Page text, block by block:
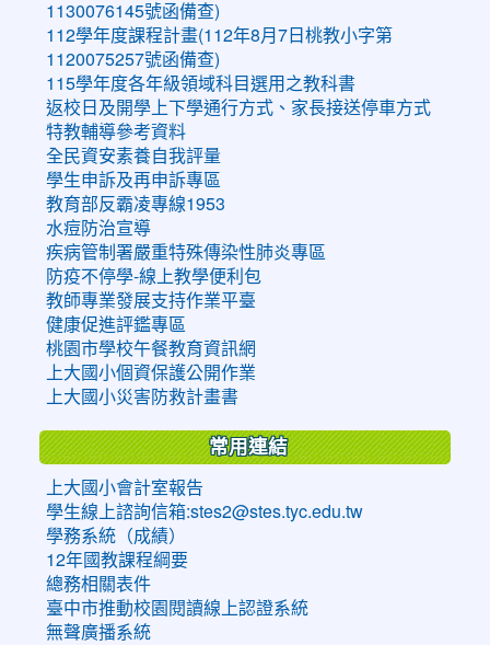
1130076145號函備查)
112學年度課程計畫(112年8月7日桃教小字第
1120075257號函備查)
115學年度各年級領域科目選用之教科書
返校日及開學上下學通行方式、家長接送停車方式
特教輔導參考資料
全民資安素養自我評量
學生申訴及再申訴專區
教育部反霸凌專線1953
水痘防治宣導
疾病管制署嚴重特殊傳染性肺炎專區
防疫不停學-線上教學便利包
教師專業發展支持作業平臺
健康促進評鑑專區
桃園市學校午餐教育資訊網
上大國小個資保護公開作業
上大國小災害防救計畫書
常用連結
上大國小會計室報告
學生線上諮詢信箱:stes2@stes.tyc.edu.tw
學務系統（成績）
12年國教課程綱要
總務相關表件
臺中市推動校園閱讀線上認證系統
無聲廣播系統